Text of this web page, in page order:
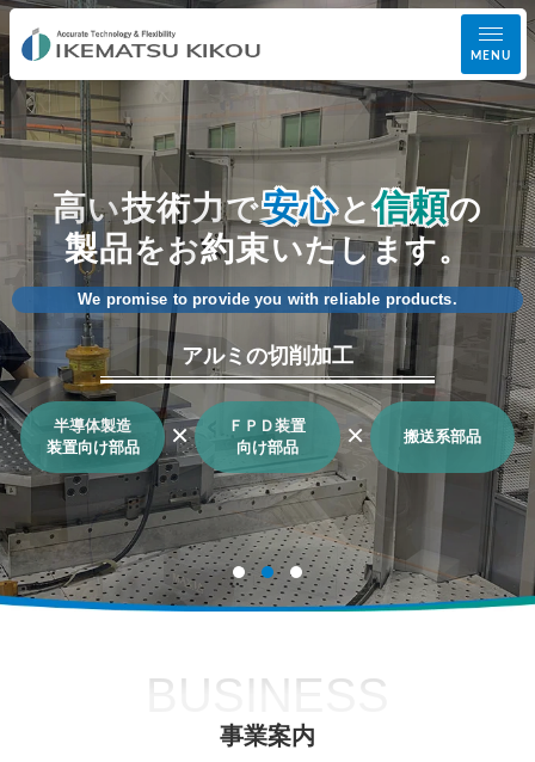
MENU
事業案内
設備紹介
加工実績
会社案内
お知らせ
お問い合わせ
: 096-293-7666
高い技術力で安心と信頼の
製品をお約束いたします。
We promise to provide you with reliable products.
アルミの切削加工
半導体製造
装置向け部品
×
ＦＰＤ装置
向け部品
× 搬送系部品
BUSINESS
事業案内